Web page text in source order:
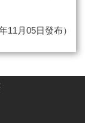
11月05日發布）